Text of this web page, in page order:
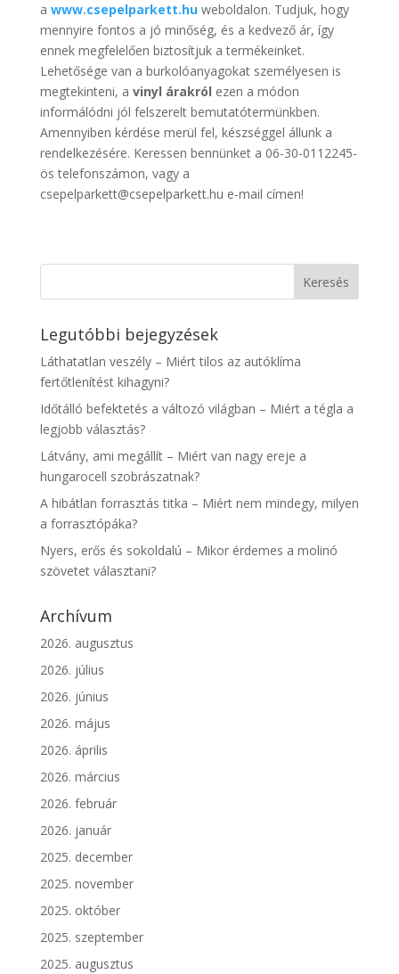
a www.csepelparkett.huweboldalon. Tudjuk, hogy
mennyire fontos a jó minőség, és a kedvező ár, így
ennek megfelelően biztosítjuk a termékeinket.
Lehetősége van a burkolóanyagokat személyesen is
megtekinteni, a vinyl árakról ezen a módon
informálódni jól felszerelt bemutatótermünkben.
Amennyiben kérdése merül fel, készséggel állunk a
rendelkezésére. Keressen bennünket a 06-30-0112245-
ös telefonszámon, vagy a
csepelparkett@csepelparkett.hu e-mail címen!
Legutóbbi bejegyzések
Láthatatlan veszély – Miért tilos az autóklíma
fertőtlenítést kihagyni?
Időtálló befektetés a változó világban – Miért a tégla a
legjobb választás?
Látvány, ami megállít – Miért van nagy ereje a
hungarocell szobrászatnak?
A hibátlan forrasztás titka – Miért nem mindegy, milyen
a forrasztópáka?
Nyers, erős és sokoldalú – Mikor érdemes a molinó
szövetet választani?
Archívum
2026. augusztus
2026. július
2026. június
2026. május
2026. április
2026. március
2026. február
2026. január
2025. december
2025. november
2025. október
2025. szeptember
2025. augusztus